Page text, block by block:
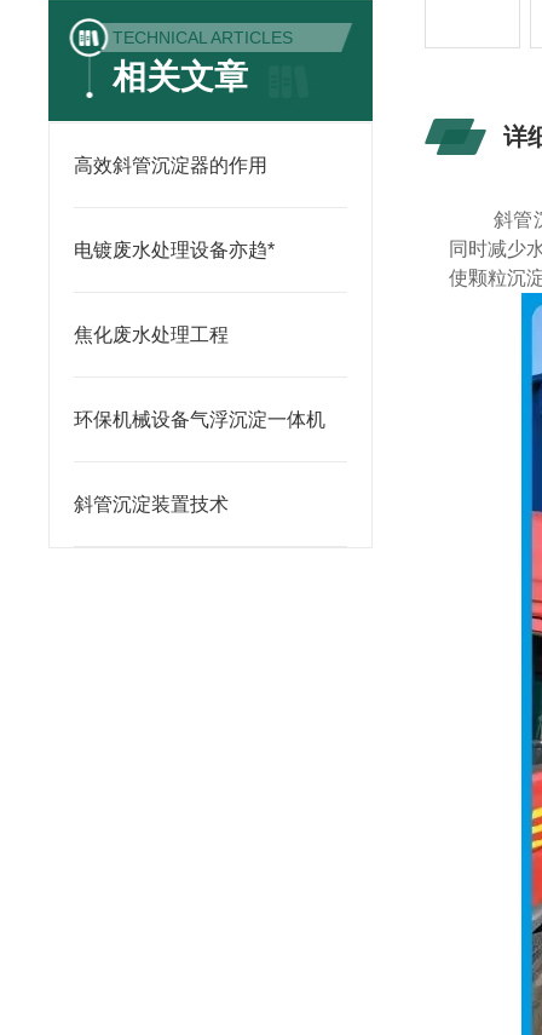
TECHNICAL ARTICLES
相关文章
高效斜管沉淀器的作用
电镀废水处理设备亦趋*
焦化废水处理工程
环保机械设备气浮沉淀一体机
斜管沉淀装置技术
详
斜管
同时减少
使颗粒沉